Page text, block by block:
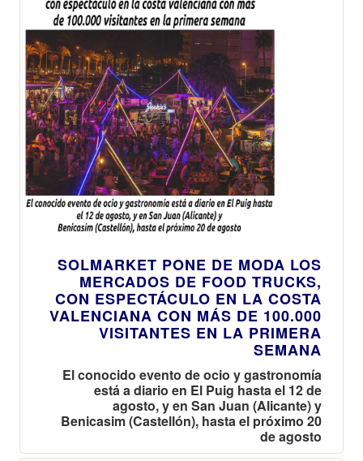
SOLMARKET PONE DE MODA LOS
MERCADOS DE FOOD TRUCKS,
CON ESPECTÁCULO EN LA COSTA
VALENCIANA CON MÁS DE 100.000
VISITANTES EN LA PRIMERA
SEMANA
El conocido evento de ocio y gastronomía
está a diario en El Puig hasta el 12 de
agosto, y en San Juan (Alicante) y
Benicasim (Castellón), hasta el próximo 20
de agosto